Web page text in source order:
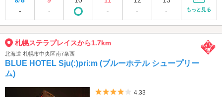
-
-
-
-
-
もっと見る
札幌ステラプレイスから1.7km
北海道 札幌市中央区南7条西
BLUE HOTEL Sju(:)pri:m (ブルーホテル シュープリー
ム)
5つ星のうち4
4.33